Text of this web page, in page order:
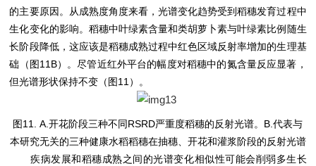
的主要原因。从成熟度角度来看，光谱变化趋势受到稻穗发育过程中
生化变化的影响。稻穗中叶绿素含量和类胡萝卜素与叶绿素比例随生
长阶段降低，这应该是稻穗成熟过程中红色区域反射率增加的生理基
础（图11B）。尽管近红外平台的幅度对稻穗中的氮含量反应显著，
但光谱形状保持不变（图11）。
图11. A.开花阶段三种不同RSRD严重度稻穗的反射光谱。B.代表与
本研究无关的三种健康水稻稻穗在抽穗、开花和灌浆阶段的反射光谱
疾病发展和稻穗成熟之间的光谱变化相似性可能会削弱多生长